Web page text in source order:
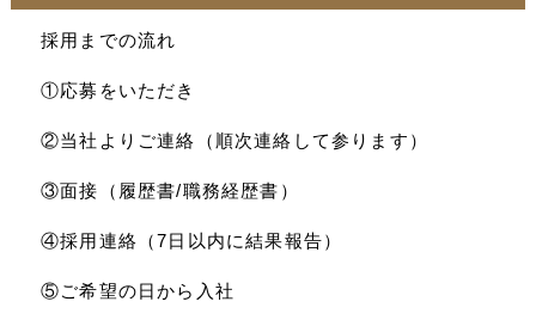
採用までの流れ
①応募をいただき
②当社よりご連絡（順次連絡して参ります）
③面接（履歴書/職務経歴書）
④採用連絡（7日以内に結果報告）
⑤ご希望の日から入社